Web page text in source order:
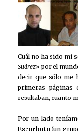
Cuál no ha sido mi
Suárez» por el
decir que sólo me
primeras páginas
resultaban, cuanto
Por un lado
Escorbuto (un